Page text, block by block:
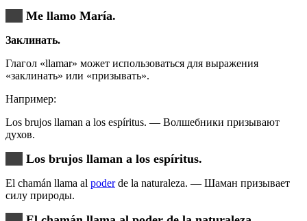
Me llamo María.
Заклинать.
Глагол «llamar» может использоваться для выражения
«заклинать» или «призывать».
Например:
Los brujos llaman a los espíritus. — Волшебники призывают
духов.
Los brujos llaman a los espíritus.
El chamán llama al poderde la naturaleza. — Шаман призывает
силу природы.